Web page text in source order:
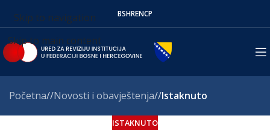
Skip to navigation
Skip to main content
BSHRENСР
Početna/ Novosti i obavještenja/ Istaknuto
ISTAKNUTO